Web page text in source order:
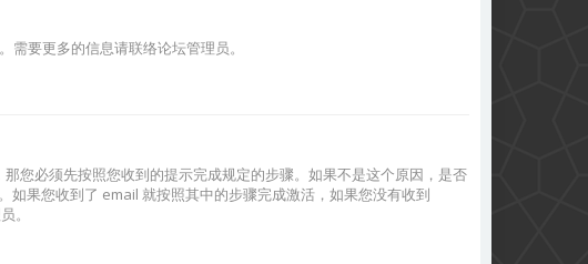
要更多的信息请联络论坛管理员。
您必须先按照您收到的提示完成规定的步骤。如果不是这个原因，是否
果您收到了 email 就按照其中的步骤完成激活，如果您没有收到
。